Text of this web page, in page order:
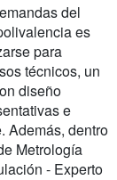
del
es
para
técnicos, un
diseño
e
Además, dentro
Metrología
- Experto